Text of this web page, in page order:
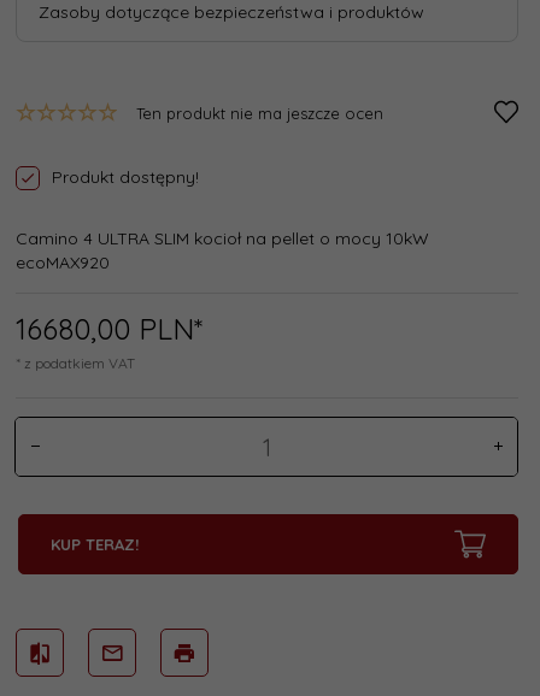
Zasoby dotyczące bezpieczeństwa i produktów
Ten produkt nie ma jeszcze ocen
Produkt dostępny!
Camino 4 ULTRA SLIM kocioł na pellet o mocy 10kW
ecoMAX920
16680,00 PLN*
* z podatkiem VAT
KUP TERAZ!